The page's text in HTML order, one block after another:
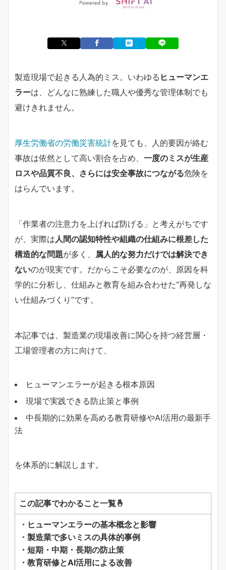
製造現場で起きる人為的ミス。いわゆる ヒューマンエ
ラーは、どんなに熟練した職人や優秀な管理体制でも
避けきれません。
厚生労働省の労働災害統計を見ても、人的要因が絡む
事故は依然として高い割合を占め、 一度のミスが生産
ロスや品質不良、さらには安全事故につながる危険を
はらんでいます。
「作業者の注意力を上げれば防げる」と考えがちです
が、実際は人間の認知特性や組織の仕組みに根差した
構造的な問題が多く、 属人的な努力だけでは解決でき
ないのが現実です。だからこそ必要なのが、原因を科
学的に分析し、仕組みと教育を組み合わせた“再発しな
い仕組みづくり”です。
本記事では、製造業の現場改善に関心を持つ経営層・
工場管理者の方に向けて、
ヒューマンエラーが起きる根本原因
現場で実践できる防止策と事例
中長期的に効果を高める教育研修やAI活用の最新手
法
を体系的に解説します。
この記事でわかること一覧🤞
・ヒューマンエラーの基本概念と影響
・製造業で多いミスの具体的事例
・短期・中期・長期の防止策
・教育研修とAI活用による改善